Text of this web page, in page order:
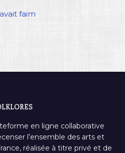
faim
en ligne collaborative
l’ensemble des arts et
réalisée à titre privé et de